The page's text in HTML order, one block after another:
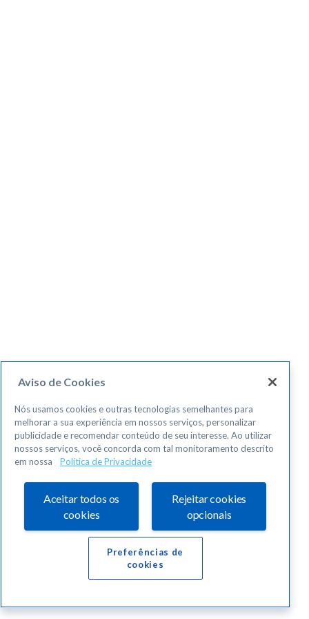
Aviso de Cookies
Nós usamos cookies e outras tecnologias semelhantes para
melhorar a sua experiência em nossos serviços, personalizar
publicidade e recomendar conteúdo de seu interesse. Ao utilizar
nossos serviços, você concorda com tal monitoramento descrito
em nossa
Política de Privacidade
Aceitar todos os
cookies
Rejeitar cookies
opcionais
Preferências de
cookies